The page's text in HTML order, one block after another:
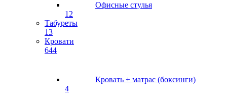
Офисные стулья
12
Табуреты
13
Кровати
644
Кровать + матрас (боксинги)
4